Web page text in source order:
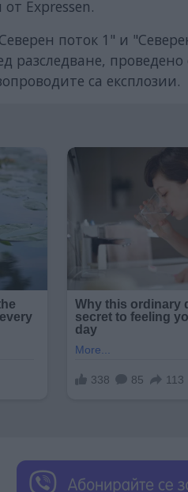
Expressen.
поток 1" и
разследване,
са експлозии.